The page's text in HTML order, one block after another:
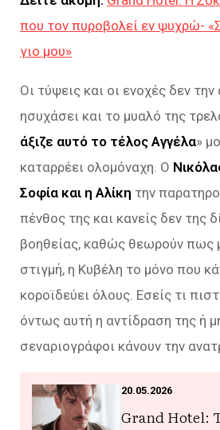
που τον πυροβολεί εν ψυχρώ-
γιο μου»
Οι τύψεις και οι ενοχές δεν
ησυχάσει και το μυαλό της
άξιζε αυτό το τέλος Αγγέλα»
καταρρέει ολομόναχη. Ο
Σοφία και η Αλίκη την
πένθος της και κανείς δεν της
βοηθείας, καθώς θεωρούν πως
στιγμή, η Κυβέλη το μόνο που
κοροϊδεύει όλους. Εσείς τι
όντως αυτή η αντίδραση της ή
σεναριογράφοι κάνουν την
20.05.2026
Grand Hotel: